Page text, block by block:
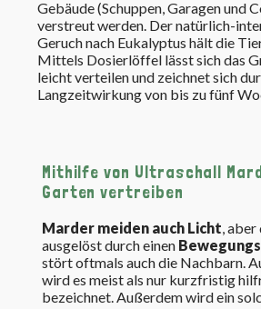
Gebäude (Schuppen, Garagen und
verstreut werden. Der natürlich-
Geruch nach Eukalyptus hält die
Mittels Dosierlöffel lässt sich das
leicht verteilen und zeichnet sich
Langzeitwirkung von bis zu fünf
Mithilfe von Ultraschall
Garten vertreiben
Marder meiden auch Licht ,
ausgelöst durch einen
stört oftmals auch die Nachbarn.
wird es meist als nur kurzfristig
bezeichnet. Außerdem wird ein